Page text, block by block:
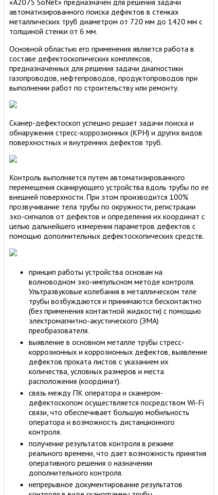
автоматизированного поиска дефектов в стенках
металлических труб диаметром от 720 мм до 1420 мм с
толщиной стенки от 6 мм.
Основной областью его применения является работа в
составе дефектоскопических комплексов,
предназначенных для решения задачи диагностики
газопроводов, нефтепроводов, продуктопроводов при
выполнении работ по строительству или ремонту.
Сканер-дефектоскоп успешно решает задачи поиска и
обнаружения стресс-коррозионных (КРН) и других видов
поверхностных и внутренних дефектов труб.
Контроль выполняется путем автоматизированного
перемещения сканирующего устройства вдоль трубы по ее
внешней поверхности. При этом производится 100%
прозвучивание тела трубы по окружности, регистрации
эхо-сигналов от дефектов и определения их координат с
целью дальнейшего измерения параметров дефектов с
помощью дополнительных дефектоскопических средств.
принцип работы устройства основан на
волноводном эхо-импульсном методе контроля.
Ультразвуковые колебания в металлическом теле
трубы возбуждаются и принимаются бесконтактно
(без применения контактной жидкости) с помощью
электромагнитно-акустического (ЭМА)
преобразователя.
выявление в основном металле трубы стресс-
коррозионных и коррозионных дефектов, выявление
дефектов проката листов с указанием их
количества, условных размеров и места
расположения (координат).
связь между ПК оператора и сканером-
дефектоскопом осуществляется посредством Wi-Fi
связи, что обеспечивает большую мобильность
оператора и возможность дистанционного
контроля.
получение результатов контроля в режиме
реального времени, что дает возможность принятия
оперативного решения о назначении
дополнительного контроля.
непрерывное документирование результатов